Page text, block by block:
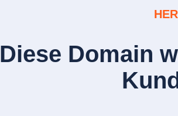
Diese Domain